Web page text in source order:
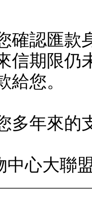
確認匯款
信期限仍
給您。
多年來的
中心大